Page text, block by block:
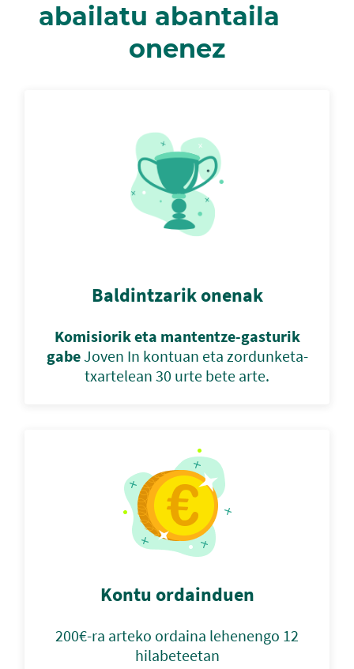
abailatu abantaila
onenez
Baldintzarik onenak
Komisiorik eta mantentze-gasturik
gabeJoven In kontuan eta zordunketa-
txartelean 30 urte bete arte.
Kontu ordainduen
200€-ra arteko ordaina lehenengo 12
hilabeteetan